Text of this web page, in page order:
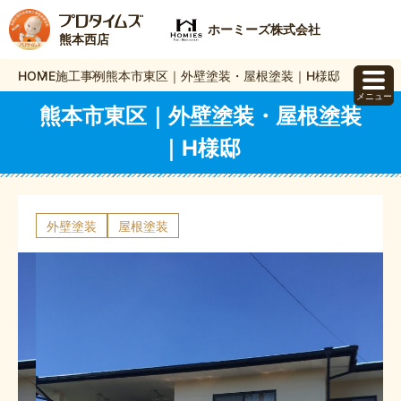
熊本西店
ホーミーズ株式会社
HOME施工事例熊本市東区｜外壁塗装・屋根塗装｜H様邸
熊本市東区｜外壁塗装・屋根塗装
｜H様邸
外壁塗装 屋根塗装
メニュー